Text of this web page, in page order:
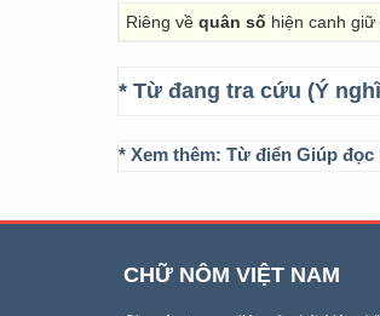
Riêng về quân số hiện canh
* Từ đang tra cứu (Ý
* Xem thêm: Từ điển Giúp đọc
CHỮ NÔM VIỆT NAM